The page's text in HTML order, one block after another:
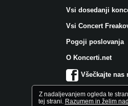
Vsi dosedanji
Vsi Concert
Pogoji poslovanja
O Koncerti.net
Všečkajte nas
Z nadaljevanjem ogleda te
tej strani. Razumem in želim